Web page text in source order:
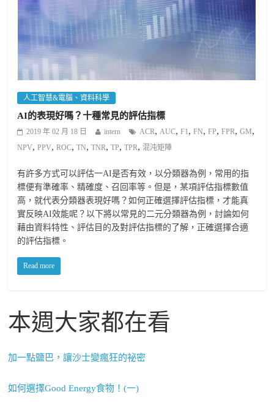
人工智慧&電腦、資料科學
AI的表現好嗎？十種常見的評估指標
2019 年 02 月 18 日 intern ACR, AUC,F1,FN,FP,FPR,GM,
NPV,PPV,ROC,TN,TNR,TP,TPR, 混沌矩陣
有許多方式可以評估一AI是否有效，以分類器為例，常用的指
標便有準確率、精確度、召回率等。但是，某項評估指標數值
高，就代表分類器表現好嗎？如何正確選擇評估指標，才能真
實反映AI效能呢？以下將以常見的二元分類器為例，討論如何
藉由資料特性、評估目的及對評估指標的了解，正確選擇合適
的評估指標。
Read more
本週大家都在看
加一點鹽巴，讓沙士變瘋狂的祕密
如何選擇Good Energy食物！(一)